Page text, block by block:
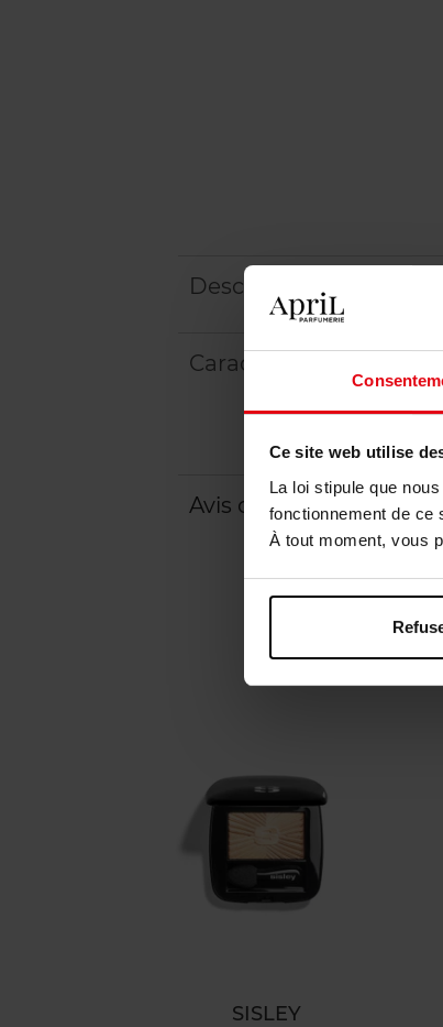
Ce site web utilise
La loi stipule que
fonctionnement de ce
À tout moment, vous
Description
Caractéristiques
Avis client Politique
SISLEY